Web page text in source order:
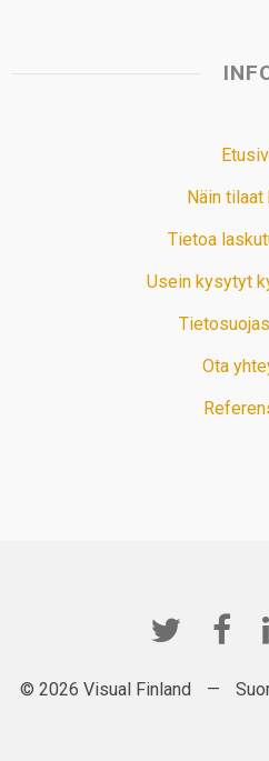
Näin tilaat
Tietoa
Usein kysytyt
Ota
© 2026 Visual Finland —